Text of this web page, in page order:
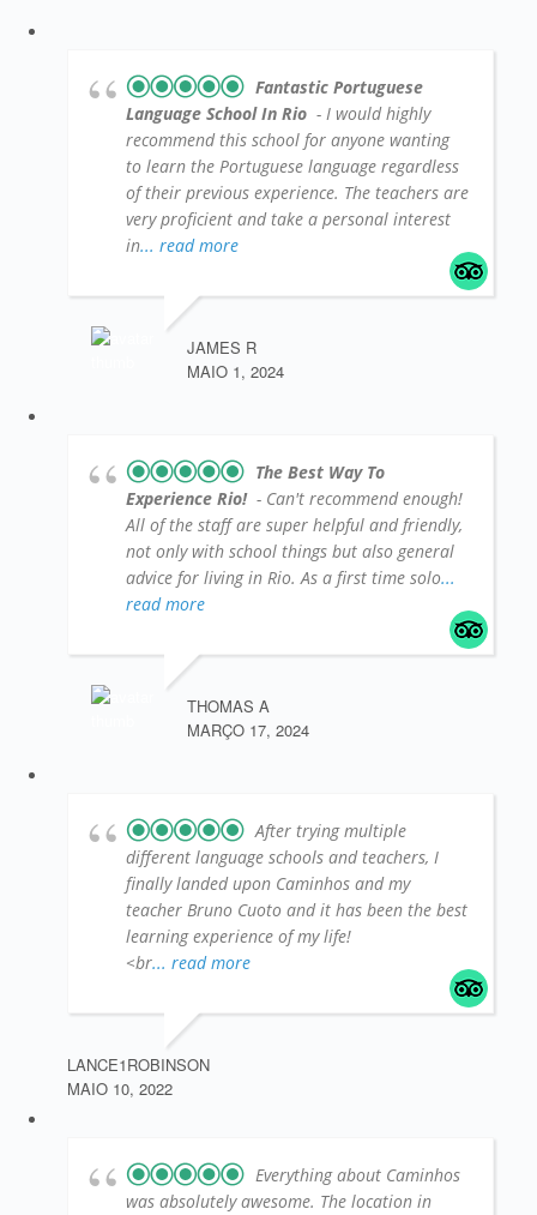
Fantastic Portuguese
Language School In Rio - I would highly
recommend this school for anyone wanting
to learn the Portuguese language regardless
of their previous experience. The teachers are
very proficient and take a personal interest
in... read more
JAMES R
MAIO 1, 2024
The Best Way To
Experience Rio! - Can't recommend enough!
All of the staff are super helpful and friendly,
not only with school things but also general
advice for living in Rio. As a first time solo...
read more
THOMAS A
MARÇO 17, 2024
After trying multiple
different language schools and teachers, I
finally landed upon Caminhos and my
teacher Bruno Cuoto and it has been the best
learning experience of my life!
<br... read more
LANCE1ROBINSON
MAIO 10, 2022
Everything about Caminhos
was absolutely awesome. The location in